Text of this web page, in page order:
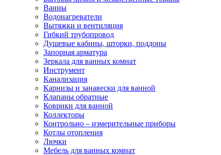
Ванны
Водонагреватели
Вытяжки и вентиляция
Гибкий трубопровод
Душевые кабины, шторки, поддоны
Запорная арматура
Зеркала для ванных комнат
Инструмент
Канализация
Карнизы и занавески для ванной
Клапаны обратные
Коврики для ванной
Коллекторы
Контрольно – измерительные приборы
Котлы отопления
Лючки
Мебель для ванных комнат